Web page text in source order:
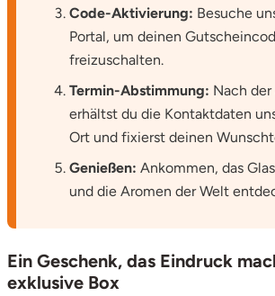
Code-Aktivierung: Besuche
Portal, um deinen
freizuschalten.
Termin-Abstimmung: Nach
erhältst du die Kontaktdaten
Ort und fixierst deinen
Genießen: Ankommen, das
und die Aromen der Welt
Ein Geschenk, das Eindruck
exklusive Box